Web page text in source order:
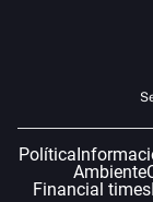
Política
Ambiente
Financial times